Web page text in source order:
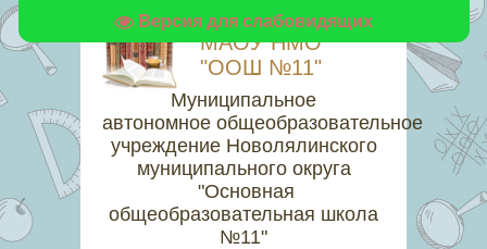
Версия для слабовидящих
МАОУ НМО
"ООШ №11"
Муниципальное
автономное общеобразовательное
учреждение Новолялинского
муниципального округа
"Основная
общеобразовательная школа
№11"